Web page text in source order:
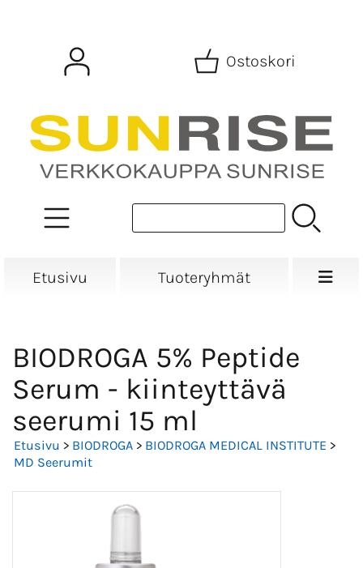
Ostoskori
Etusivu Tuoteryhmät
BIODROGA 5% Peptide
Serum - kiinteyttävä
seerumi 15 ml
Etusivu > BIODROGA > BIODROGA MEDICAL INSTITUTE >
MD Seerumit